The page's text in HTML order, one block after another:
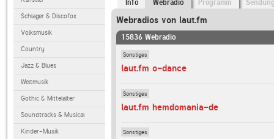
Schlager & Discofox
Volksmusik
Country
Jazz & Blues
Weltmusik
Gothic & Mittelalter
Soundtracks & Musical
Kinder-Musik
Info Webradio Programm
Webradios von laut.fm
15836 Webradio
Sonstiges
laut.fm o-dance
Sonstiges
laut.fm hemdomania-de
Sonstiges